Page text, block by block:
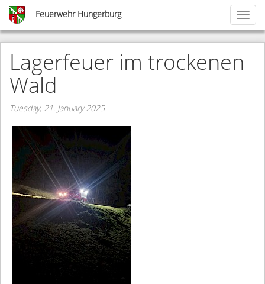
Skip
main
content
Feuerwehr Hungerburg
Lagerfeuer im trockenen
Wald
Tuesday, 21. January 2025